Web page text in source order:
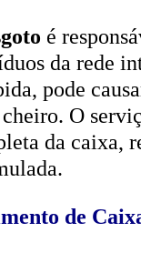
é
da rede
pode
O
da caixa,
de